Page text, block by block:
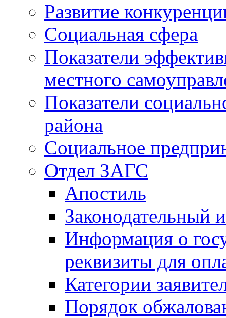
Развитие
Социальная сфера
Показатели
местного
Показатели
района
Социальное
Отдел ЗАГС
Апостиль
Законодательный
Информация о
реквизиты для
Категории
Порядок